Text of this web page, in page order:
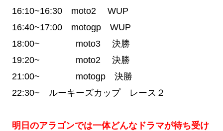
16:10~16:30 moto2 WUP
16:40~17:00 motogp WUP
18:00~ moto3 決勝
19:20~ moto2 決勝
21:00~ motogp 決勝
22:30~ ルーキーズカップ レース２
明日のアラゴンでは一体どんなドラマが待ち受け